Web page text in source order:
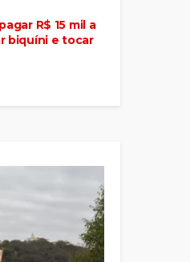
R$ 15 mil a
biquíni e tocar